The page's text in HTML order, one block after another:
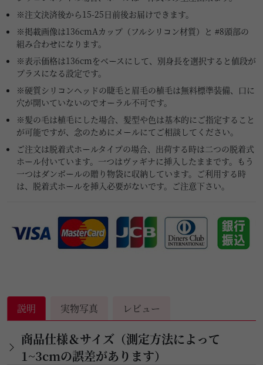
※注文決済後から15-25日前後お届けできます。
※掲載画像は136cmAカップ（フルシリコン材質）と #8頭部の
組み合わせになります。
※表示価格は136cmをベースにして、別身長を選択すると値段が
プラスになる設定です。
※硬質シリコンヘッドの睫毛と眉毛の植毛は無料標準装備、口に
穴が開いていないのでオーラル不可です。
※髪の毛は植毛にした場合、髪型や色は基本的にご指定すること
が可能ですが、念のためにメールにてご相談してください。
ご注文は脱着式ホールタイプの場合、出荷する時は二つの脱着式
ホール付いています。一つはヴァギナに挿入したままです。もう
一つはダンボールの贈り物袋に収納しています。ご利用する時
は、脱着式ホールを挿入必要がないです。ご注意下さい。
説明 実物写真 レビュー
商品仕様＆サイズ（測定方法によって
1~3cmの誤差があります）